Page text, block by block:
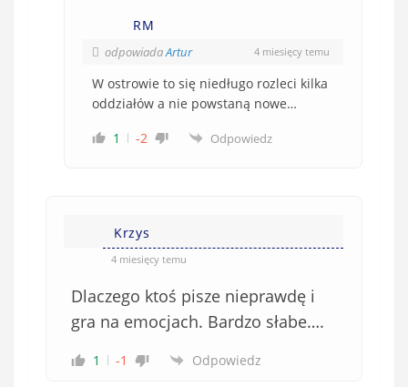
RM
odpowiadaArtur 4 miesięcy temu
W ostrowie to się niedługo rozleci kilka
oddziałów a nie powstaną nowe…
1
-2 Odpowiedz
Krzys
4 miesięcy temu
Dlaczego ktoś pisze nieprawdę i
gra na emocjach. Bardzo słabe….
1 -1 Odpowiedz